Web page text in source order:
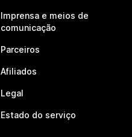
Imprensa e meios de
comunicação
Parceiros
Afiliados
Legal
Estado do serviço